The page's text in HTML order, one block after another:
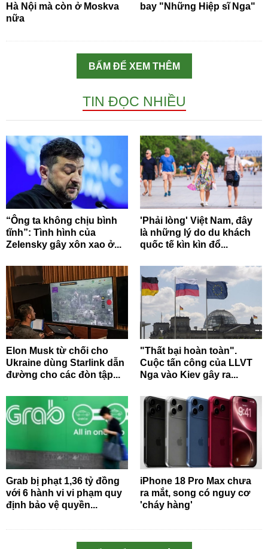
Hà Nội mà còn ở Moskva
nữa
bay "Những Hiệp sĩ Nga"
BẤM ĐỂ XEM THÊM
TIN ĐỌC NHIỀU
“Ông ta không chịu bình
tĩnh”: Tình hình của
Zelensky gây xôn xao ở...
'Phải lòng' Việt Nam, đây
là những lý do du khách
quốc tế kìn kìn đổ...
Elon Musk từ chối cho
Ukraine dùng Starlink dẫn
đường cho các đòn tập...
"Thất bại hoàn toàn".
Cuộc tấn công của LLVT
Nga vào Kiev gây ra...
Grab bị phạt 1,36 tỷ đồng
với 6 hành vi vi phạm quy
định bảo vệ quyền...
iPhone 18 Pro Max chưa
ra mắt, song có nguy cơ
'cháy hàng'